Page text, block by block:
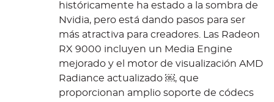
históricamente ha estado a la sombra de
Nvidia, pero está dando pasos para ser
más atractiva para creadores. Las Radeon
RX 9000 incluyen un Media Engine
mejorado y el motor de visualización AMD
Radiance actualizado ￼, que
proporcionan amplio soporte de códecs